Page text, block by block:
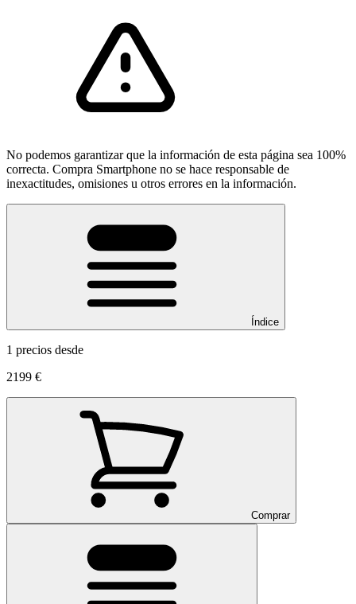
No podemos garantizar que la información de esta página sea 100%
correcta. Compra Smartphone no se hace responsable de
inexactitudes, omisiones u otros errores en la información.
Índice
1 precios desde
2199 €
Comprar